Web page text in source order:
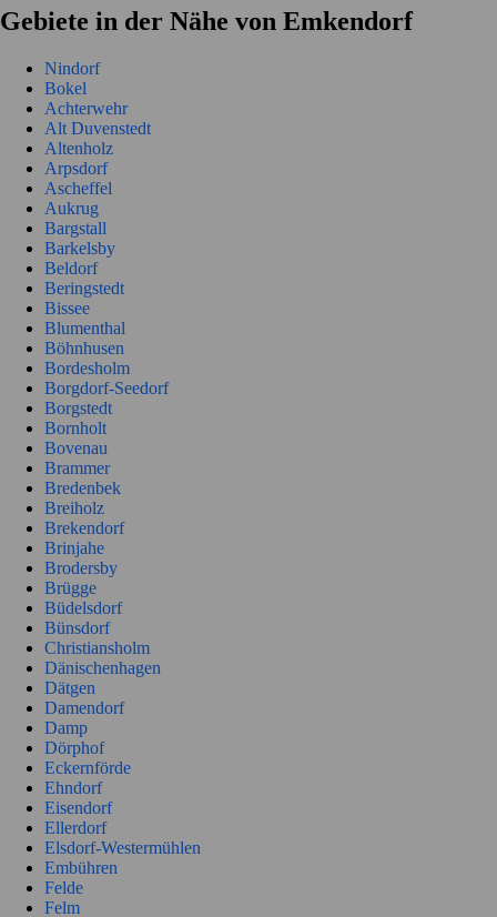
Gebiete in der Nähe von Emkendorf
Nindorf
Bokel
Achterwehr
Alt Duvenstedt
Altenholz
Arpsdorf
Ascheffel
Aukrug
Bargstall
Barkelsby
Beldorf
Beringstedt
Bissee
Blumenthal
Böhnhusen
Bordesholm
Borgdorf-Seedorf
Borgstedt
Bornholt
Bovenau
Brammer
Bredenbek
Breiholz
Brekendorf
Brinjahe
Brodersby
Brügge
Büdelsdorf
Bünsdorf
Christiansholm
Dänischenhagen
Dätgen
Damendorf
Damp
Dörphof
Eckernförde
Ehndorf
Eisendorf
Ellerdorf
Elsdorf-Westermühlen
Embühren
Felde
Felm